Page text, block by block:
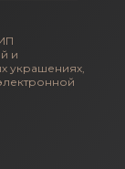
и
украшениях,